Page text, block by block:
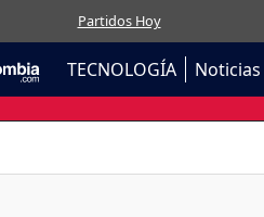
Partidos Hoy
TECNOLOGÍA Noticias